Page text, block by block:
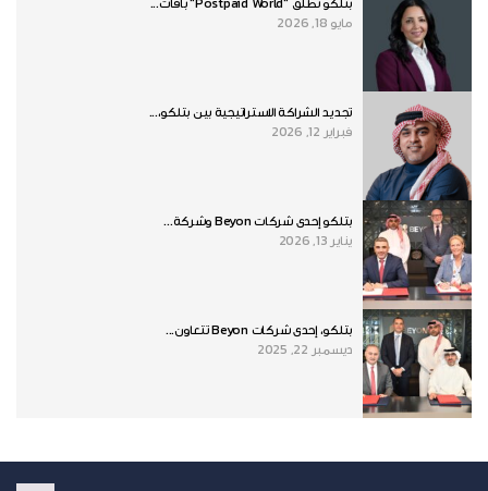
مايو 18, 2026
تجديد الشراكة الاستراتيجية بين بتلكو،...
فبراير 12, 2026
بتلكو إحدى شركات Beyon وشركة...
يناير 13, 2026
بتلكو، إحدى شركات Beyon تتعاون...
ديسمبر 22, 2025